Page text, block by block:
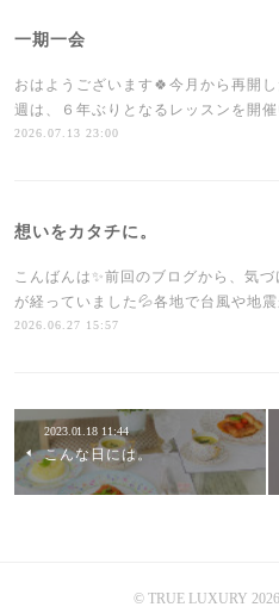
一期一会
おはようございます🍀今月から再開
週は、６年ぶりとなるレッスンを開
2026.07.13 23:00
想いをカタチに。
こんばんは✨前回のブログから、気
が経っていました💦各地で台風や地
2026.06.27 15:57
2023.01.18 11:44
こんな日には。
©︎ TRUE LUXURY 2026